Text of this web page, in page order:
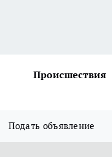
Происшествия
Подать объявление